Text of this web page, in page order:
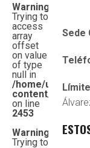
Warning
Trying to
access
array
offset
on value
of type
null in
/home/
content/
on line
2453
Warning
Trying to
Sede